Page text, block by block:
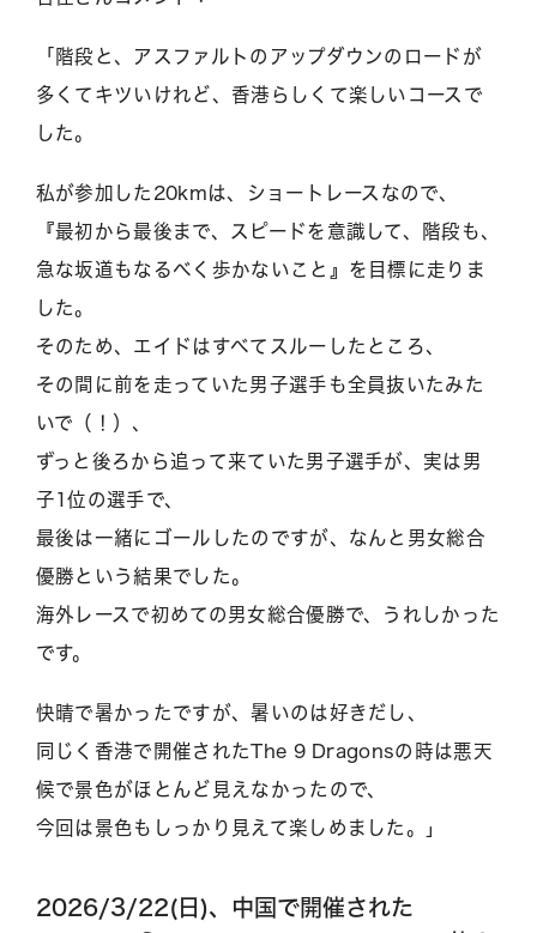
「階段と、アスファルトのアップダウンのロードが
多くてキツいけれど、香港らしくて楽しいコースで
した。
私が参加した20kmは、ショートレースなので、
『最初から最後まで、スピードを意識して、階段も、
急な坂道もなるべく歩かないこと』を目標に走りま
した。
そのため、エイドはすべてスルーしたところ、
その間に前を走っていた男子選手も全員抜いたみた
いで（！）、
ずっと後ろから追って来ていた男子選手が、実は男
子1位の選手で、
最後は一緒にゴールしたのですが、なんと男女総合
優勝という結果でした。
海外レースで初めての男女総合優勝で、うれしかった
です。
快晴で暑かったですが、暑いのは好きだし、
同じく香港で開催されたThe 9 Dragonsの時は悪天
候で景色がほとんど見えなかったので、
今回は景色もしっかり見えて楽しめました。」
2026/3/22(日)、中国で開催された